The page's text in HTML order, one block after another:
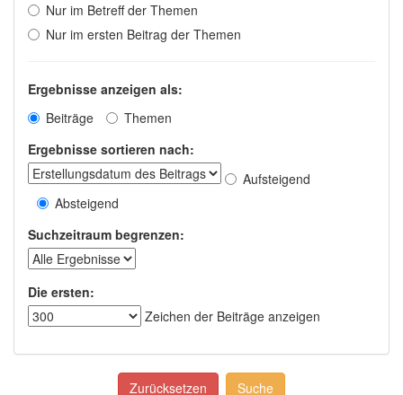
Nur im Betreff der Themen
Nur im ersten Beitrag der Themen
Ergebnisse anzeigen als:
Beiträge
Themen
Ergebnisse sortieren nach:
Aufsteigend
Absteigend
Suchzeitraum begrenzen:
Die ersten:
Zeichen der Beiträge anzeigen